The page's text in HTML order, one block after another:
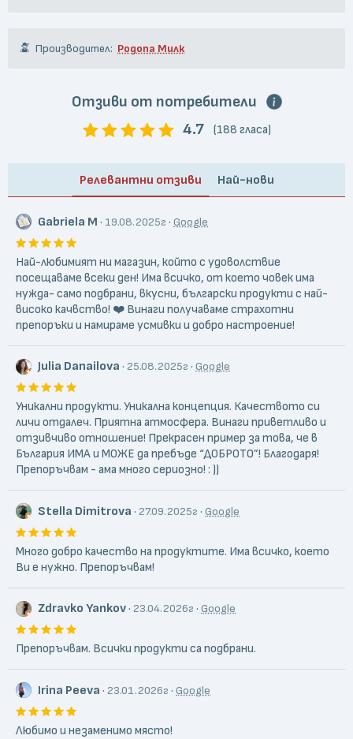
Производител: Родопа Милк
Отзиви от потребители
4.7
(188 гласа)
Релевантни отзиви Най-нови
Gabriela M · 19.08.2025г · Google
Най-любимият ни магазин, който с удоволствие
посещаваме всеки ден! Има всичко, от което човек има
нужда- само подбрани, вкусни, български продукти с най-
високо качвство! ❤️ Винаги получаваме страхотни
препоръки и намираме усмивки и добро настроение!
Julia Danailova · 25.08.2025г · Google
Уникални продукти. Уникална концепция. Качеството си
личи отдалеч. Приятна атмосфера. Винаги приветливо и
отзивчиво отношение! Прекрасен пример за това, че в
България ИМА и МОЖЕ да пребъде “ДОБРОТО”! Благодаря!
Препоръчвам - ама много сериозно! : ))
Stella Dimitrova · 27.09.2025г · Google
Много добро качество на продуктите. Има всичко, което
Ви е нужно. Препоръчвам!
Zdravko Yankov· 23.04.2026г · Google
Препоръчвам. Всички продукти са подбрани.
Irina Peeva · 23.01.2026г · Google
Любимо и незаменимо място!